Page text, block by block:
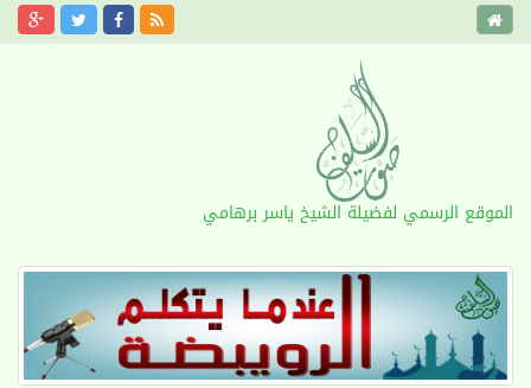
الموقع الرسمي لفضيلة الشيخ ياسر برهامي